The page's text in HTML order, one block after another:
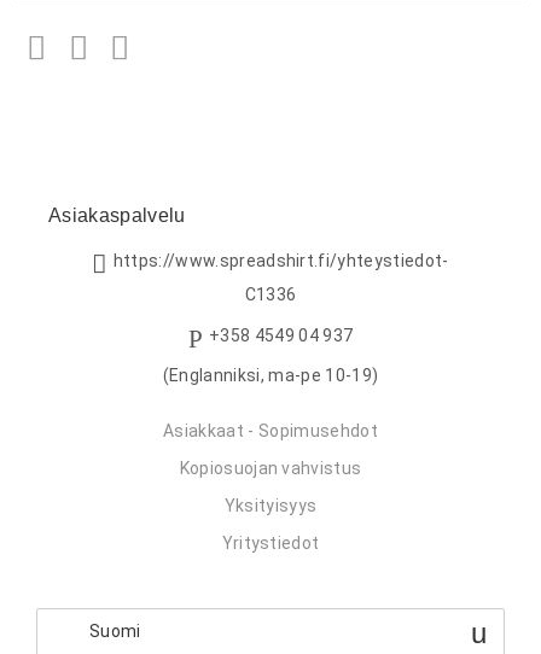
Facebook
Twitter
Asiakaspalvelu
https://www.spreadshirt.fi/yhteystiedot-
C1336
+358 4549 04 937
(Englanniksi, ma-pe 10-19)
Asiakkaat - Sopimusehdot
Kopiosuojan vahvistus
Yksityisyys
Yritystiedot
Suomi